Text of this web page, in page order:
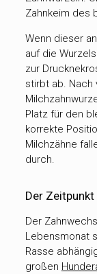
Zahnkeim des
Wenn dieser
auf die
zur
stirbt ab. Nach
Platz für den
korrekte
Milchzähne
durch.
Der
Der
Lebensmonat
Rasse
großen